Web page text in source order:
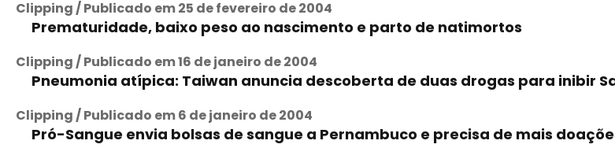
Clipping / Publicado em 25 de fevereiro de 2004
Prematuridade, baixo peso ao nascimento e parto de natimortos
Clipping / Publicado em 16 de janeiro de 2004
Pneumonia atípica: Taiwan anuncia descoberta de duas drogas para inibir
Clipping / Publicado em 6 de janeiro de 2004
Pró-Sangue envia bolsas de sangue a Pernambuco e precisa de mais